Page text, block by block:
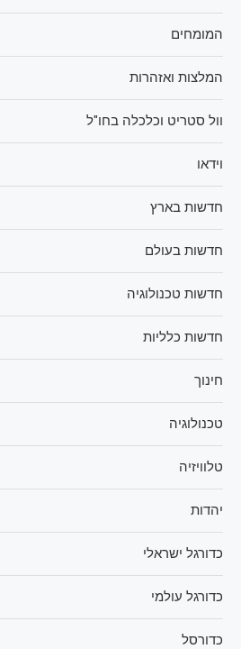
המומחים
המלצות ואזהרות
וול סטריט וכלכלה בחו"ל
וידאו
חדשות בארץ
חדשות בעולם
חדשות טכנולוגיה
חדשות כלליות
חינוך
טכנולוגיה
טלוויזיה
יהדות
כדורגל ישראלי
כדורגל עולמי
כדורסל